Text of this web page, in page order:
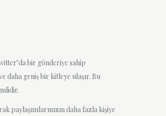
bir gönderiye sahip
daha geniş bir kitleye ulaşır. Bu
paylaşımlarınızın daha fazla kişiye